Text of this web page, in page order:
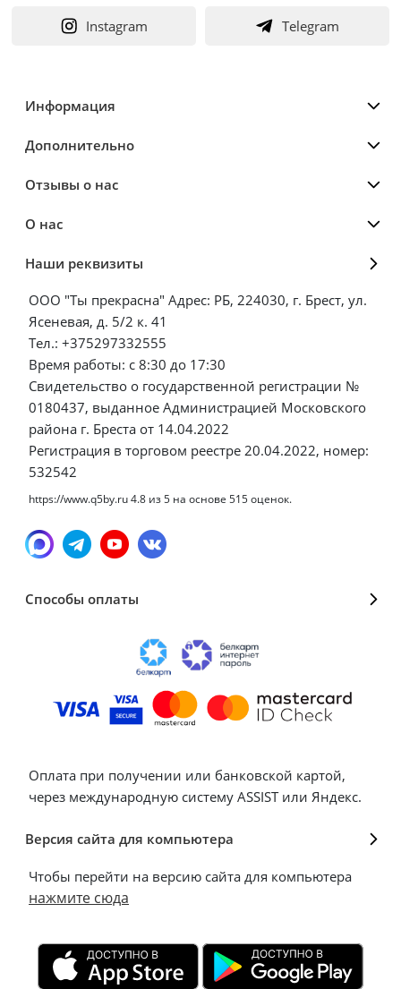
Instagram Telegram
Информация
Дополнительно
Отзывы о нас
О нас
Наши реквизиты
ООО "Ты прекрасна" Адрес: РБ, 224030, г. Брест, ул.
Ясеневая, д. 5/2 к. 41
Тел.: +375297332555
Время работы: с 8:30 до 17:30
Свидетельство о государственной регистрации №
0180437, выданное Администрацией Московского
района г. Бреста от 14.04.2022
Регистрация в торговом реестре 20.04.2022, номер:
532542
https://www.q5by.ru4.8 из5 на основе 515оценок.
Способы оплаты
Оплата при получении или банковской картой,
через международную систему ASSIST или Яндекс.
Версия сайта для компьютера
Чтобы перейти на версию сайта для компьютера
нажмите сюда